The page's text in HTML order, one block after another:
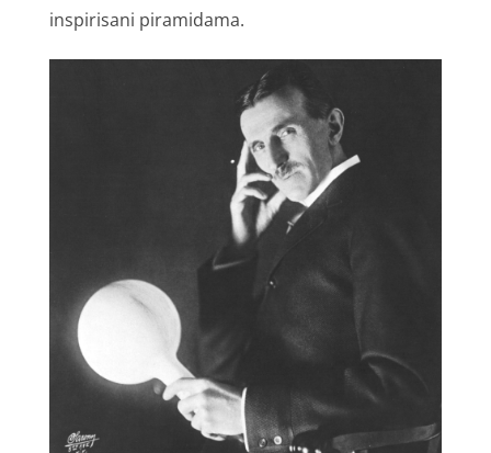
inspirisani piramidama.